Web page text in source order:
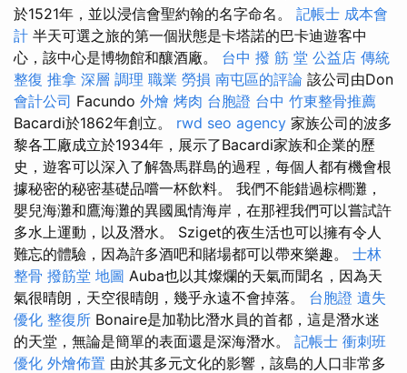
於1521年，並以浸信會聖約翰的名字命名。 記帳士 成本會
計 半天可選之旅的第一個狀態是卡塔諾的巴卡迪遊客中
心，該中心是博物館和釀酒廠。 台中 撥 筋 堂 公益店 傳統
整復 推拿 深層 調理 職業 勞損 南屯區的評論 該公司由Don
會計公司 Facundo 外燴 烤肉 台胞證 台中 竹東整骨推薦
Bacardi於1862年創立。 rwd seo agency 家族公司的波多
黎各工廠成立於1934年，展示了Bacardi家族和企業的歷
史，遊客可以深入了解魯馬群島的過程，每個人都有機會根
據秘密的秘密基礎品嚐一杯飲料。 我們不能錯過棕櫚灘，
嬰兒海灘和鷹海灘的異國風情海岸，在那裡我們可以嘗試許
多水上運動，以及潛水。 Sziget的夜生活也可以擁有令人
難忘的體驗，因為許多酒吧和賭場都可以帶來樂趣。 士林
整骨 撥筋堂 地圖 Auba也以其燦爛的天氣而聞名，因為天
氣很晴朗，天空很晴朗，幾乎永遠不會掉落。 台胞證 遺失
優化 整復所 Bonaire是加勒比潛水員的首都，這是潛水迷
的天堂，無論是簡單的表面還是深海潛水。 記帳士 衝刺班
優化 外燴佈置 由於其多元文化的影響，該島的人口非常多